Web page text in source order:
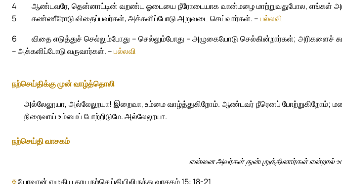
4
ஆண்டவரே, தென்னாட்டின் வறண்ட ஓடையை நீரோடையாக வான்மழை மாற்றுவதுபோல, எங்கள்
5
கண்ணீரோடு விதைப்பவர்கள், அக்களிப்போடு அறுவடை செய்வார்கள். –பல்லவி
6
விதை எடுத்துச் செல்லும்போது – செல்லும்போது – அழுகையோடு செல்கின்றார்கள்; அரிகளைச்
– அக்களிப்போடு வருவார்கள். –பல்லவி
நற்செய்திக்கு முன் வாழ்த்தொலி
அல்லேலூயா, அல்லேலூயா! இறைவா, உம்மை வாழ்த்துகிறோம். ஆண்டவர் நீரெனப் போற்றுகிறோம்;
நிறைவாய் உம்மைப் போற்றிடுமே. அல்லேலூயா.
நற்செய்தி வாசகம்
என்னை அவர்கள் துன்புறுத்தினார்கள் என்றால்
✠யோவான் எழுதிய தூய நற்செய்தியிலிருந்து வாசகம் 15: 18-21